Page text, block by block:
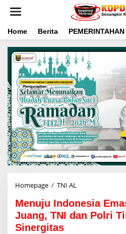
t
Home Berita PEMERINTAHAN
Homepage / TNI AL
n
u
j
Menuju Indonesia
Juang, TNI dan Polri
Sinergitas